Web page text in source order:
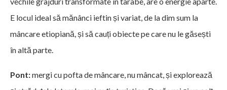
E locul ideal să mănânci ieftin și variat, de la dim sum la
mâncare etiopiană, și să cauți obiecte pe care nu le găsești
în altă parte.
Pont:mergi cu pofta de mâncare, nu mâncat, și explorează